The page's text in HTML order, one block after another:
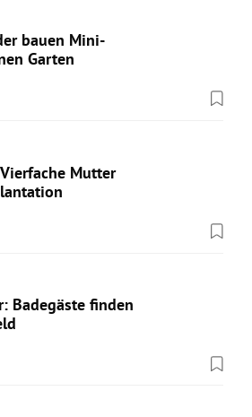
bauen Mini-
Garten
Mutter
Badegäste finden